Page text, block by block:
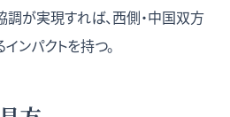
調が実現すれば、西側・中国双方
ンパクトを持つ。